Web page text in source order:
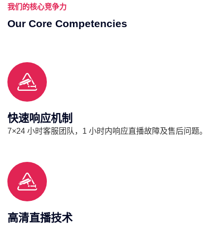
我们的核心竞争力
Our Core Competencies
快速响应机制
7×24 小时客服团队，1 小时内响应直播故障及售后问题。
高清直播技术